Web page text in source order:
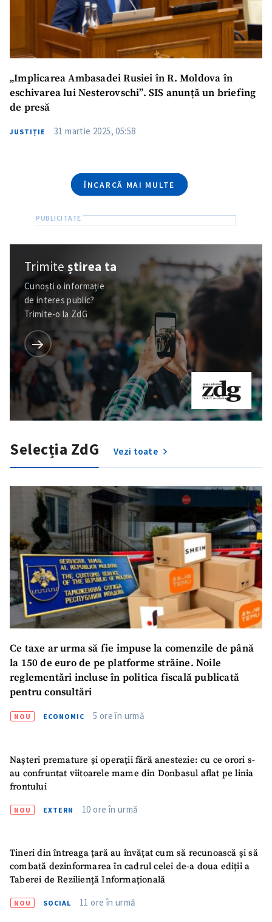
SUSȚINE
„Implicarea Ambasadei Rusiei în R. Moldova în
eschivarea lui Nesterovschi”. SIS anunță un briefing
de presă
JUSTIȚIE 31 martie 2025, 05:58
ÎNCARCĂ MAI MULTE
Trimiteștirea ta
Cunoști o informație
de interes public?
Trimite-o la ZdG
Selecția ZdG Vezi toate
Ce taxe ar urma să fie impuse la comenzile de până
la 150 de euro de pe platforme străine. Noile
reglementări incluse în politica fiscală publicată
pentru consultări
NOU ECONOMIC 5 ore în urmă
Nașteri premature și operații fără anestezie: cu ce orori s-
au confruntat viitoarele mame din Donbasul aflat pe linia
frontului
NOU EXTERN 10 ore în urmă
Tineri din întreaga țară au învățat cum să recunoască și să
combată dezinformarea în cadrul celei de-a doua ediții a
Taberei de Reziliență Informațională
NOU SOCIAL 11 ore în urmă
Telefon
+ Telefon personal
acord cupolitica de